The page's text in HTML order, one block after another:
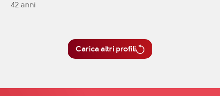
42 anni
Carica altri profili